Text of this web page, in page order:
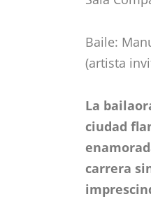
Baile:
(artista
La
ciudad
carrera